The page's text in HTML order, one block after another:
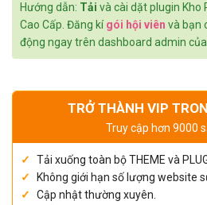
Hướng dẫn: Tải và cài dặt plugin Kho
Cao Cấp. Đăng kígói hội viên và bạn
động ngay trên dashboard admin của
TRỞ THÀNH VIP
Truy cập hơn 9000
Tải xuống toàn bộ THEME và
Không giới hạn số lượng website
Cập nhật thường xuyên.